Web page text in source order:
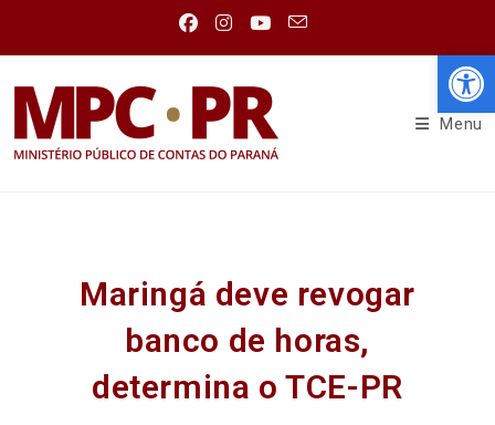
Menu
Maringá deve revogar
banco de horas,
determina o TCE-PR